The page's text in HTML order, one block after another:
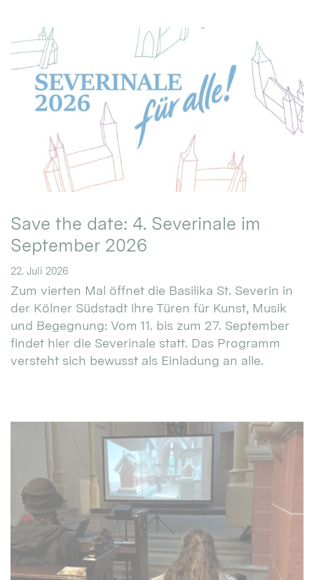
Save the date: 4. Severinale im
September 2026
22. Juli 2026
Zum vierten Mal öffnet die Basilika St. Severin in
der Kölner Südstadt ihre Türen für Kunst, Musik
und Begegnung: Vom 11. bis zum 27. September
findet hier die Severinale statt. Das Programm
versteht sich bewusst als Einladung an alle.